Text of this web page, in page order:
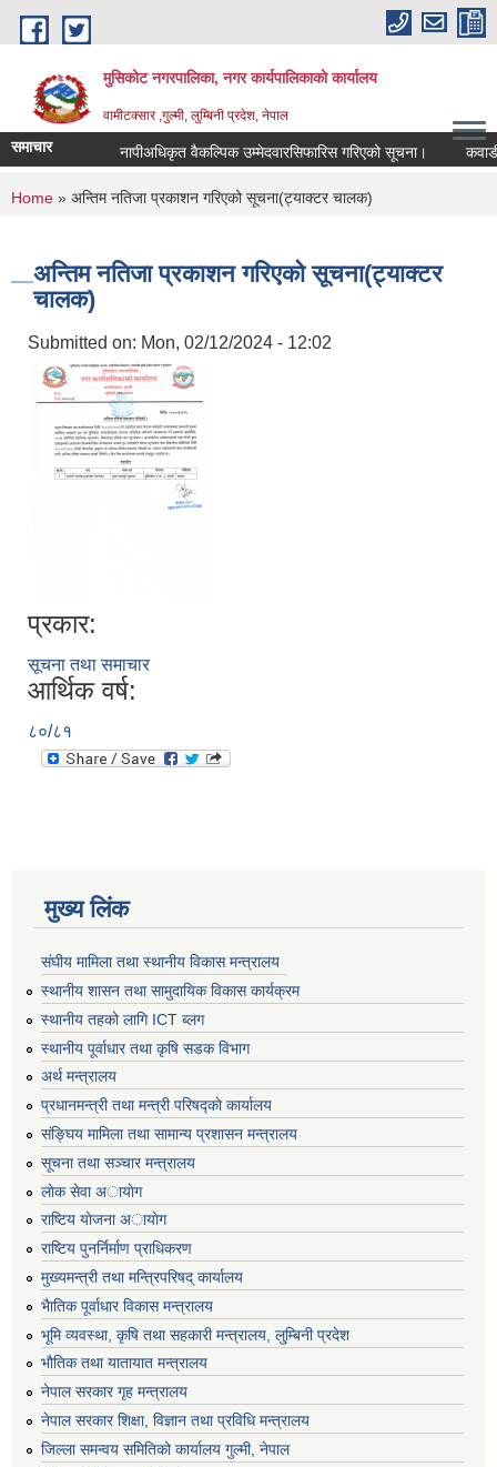
Skip to main content
मुसिकोट नगरपालिका, नगर कार्यपालिकाकाे कार्यालय
वामीटक्सार ,गुल्मी, लुम्बिनी प्रदेश, नेपाल
समाचार नापीअधिकृत वैकल्पिक उम्मेदवारसिफारिस गरिएको सूचना। कवाडी
You are here
Home » अन्तिम नतिजा प्रकाशन गरिएको सूचना(ट्याक्टर चालक)
अन्तिम नतिजा प्रकाशन गरिएको सूचना(ट्याक्टर
चालक)
Submitted on: Mon, 02/12/2024 - 12:02
प्रकार:
सूचना तथा समाचार
आर्थिक वर्ष:
८०/८१
मुख्य लिंक
संघीय मामिला तथा स्थानीय विकास मन्त्रालय
स्थानीय शासन तथा सामुदायिक विकास कार्यक्रम
स्थानीय तहको लागि ICT ब्लग
स्थानीय पूर्वाधार तथा कृषि सडक विभाग
अर्थ मन्त्रालय
प्रधानमन्त्री तथा मन्त्री परिषद्काे कार्यालय
संङ्घिय मामिला तथा सामान्य प्रशासन मन्त्रालय
सूचना तथा सञ्चार मन्त्रालय
लाेक सेवा अायाेग
राष्टिय याेजना अायाेग
राष्टिय पुनर्निर्माण प्राधिकरण
मुख्यमन्त्री तथा मन्त्रिपरिषद् कार्यालय
भैातिक पूर्वाधार विकास मन्त्रालय
भूमि व्यवस्था, कृषि तथा सहकारी मन्त्रालय, लु्म्बिनी प्रदेश
भाैतिक तथा यातायात मन्त्रालय
नेपाल सरकार गृह मन्त्रालय
नेपाल सरकार शिक्षा, विज्ञान तथा प्रविधि मन्त्रालय
जिल्ला समन्वय समितिको कार्यालय गुल्मी, नेपाल